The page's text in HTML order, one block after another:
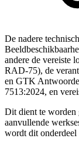
De nadere
andere de vereiste
RAD-75), de
en GTK
7513:2024, en
Dit dient te worden
aanvullende
wordt dit onderdeel